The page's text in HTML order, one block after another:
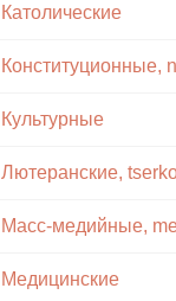
Католические
Культурные
Лютеранские,
Медицинские